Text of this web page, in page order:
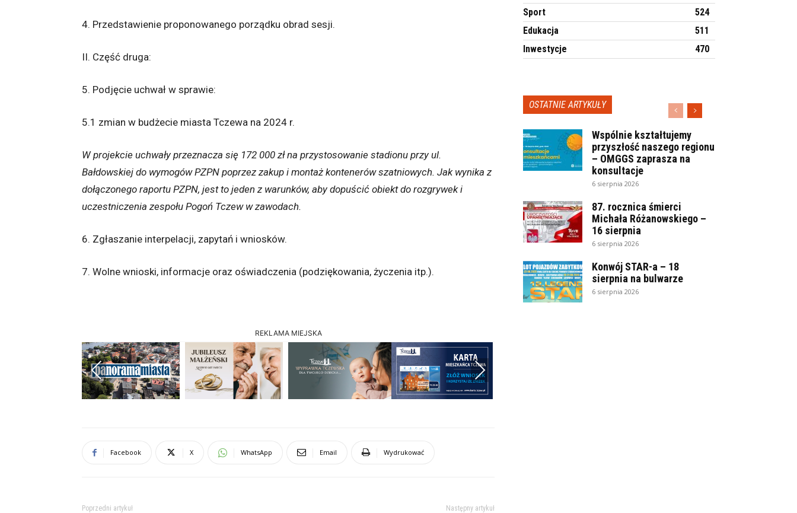
4. Przedstawienie proponowanego porządku obrad sesji.
II. Część druga:
5. Podjęcie uchwał w sprawie:
5.1 zmian w budżecie miasta Tczewa na 2024 r.
W projekcie uchwały przeznacza się 172 000 zł na przystosowanie stadionu przy ul.
Bałdowskiej do wymogów PZPN poprzez zakup i montaż kontenerów szatniowych. Jak wynika z
dołączonego raportu PZPN, jest to jeden z warunków, aby dopuścić obiekt do rozgrywek i
uczestniczenia zespołu Pogoń Tczew w zawodach.
6. Zgłaszanie interpelacji, zapytań i wniosków.
7. Wolne wnioski, informacje oraz oświadczenia (podziękowania, życzenia itp.).
REKLAMA MIEJSKA
Previous Next
Facebook X WhatsApp Email Wydrukować
Poprzedni artykuł Następny artykuł
Sport
524
Edukacja
511
Inwestycje
470
OSTATNIE ARTYKUŁY
Wspólnie kształtujemy
przyszłość naszego regionu
– OMGGS zaprasza na
konsultacje
6 sierpnia 2026
87. rocznica śmierci
Michała Różanowskiego –
16 sierpnia
6 sierpnia 2026
Konwój STAR-a – 18
sierpnia na bulwarze
6 sierpnia 2026